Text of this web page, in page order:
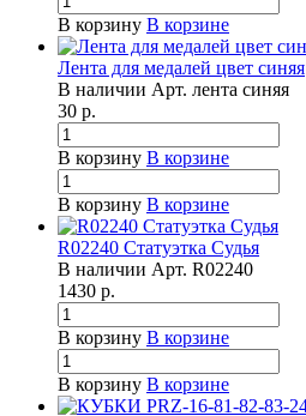
В корзину В корзине
Лента для медалей цвет синяя
В наличии Арт. лента синяя
30 р.
В корзину В корзине
В корзину В корзине
R02240 Статуэтка Судья
В наличии Арт. R02240
1430 р.
В корзину В корзине
В корзину В корзине